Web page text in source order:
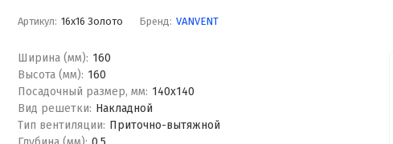
Артикул: 16х16 Золото Бренд: VANVENT
Ширина (мм): 160
Высота (мм): 160
Посадочный размер, мм: 140x140
Вид решетки: Накладной
Тип вентиляции: Приточно-вытяжной